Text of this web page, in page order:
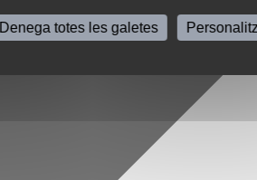
Denega totes les galetes